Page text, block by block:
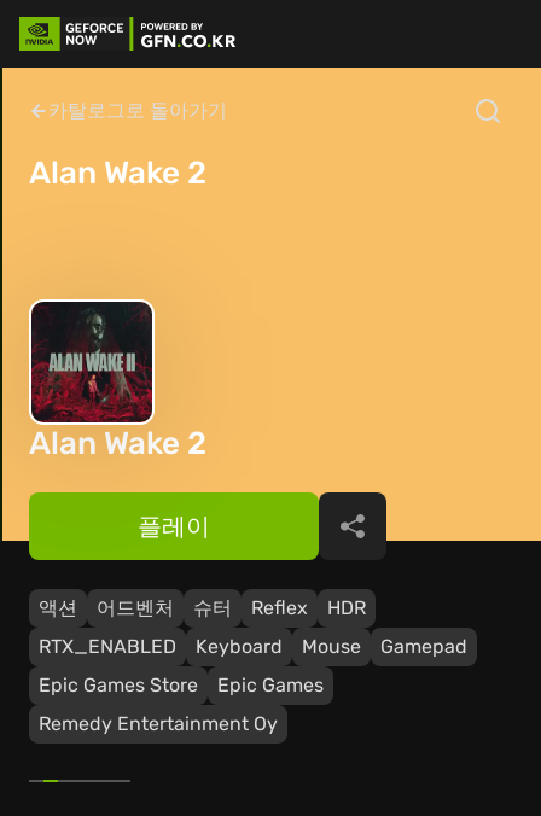
카탈로그로 돌아가기
Alan Wake 2
Alan Wake 2
액션 어드벤처 슈터 Reflex
HDR
RTX_ENABLED
Keyboard Mouse
Gamepad
Epic Games Store
Epic Games
Remedy Entertainment Oy
플레이 공유